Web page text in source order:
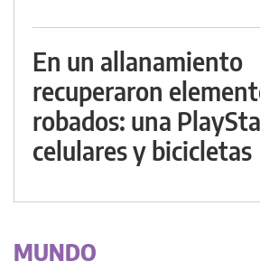
En un allanamiento
recuperaron
robados: una
celulares y bicicletas
MUNDO